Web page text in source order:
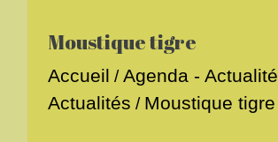
Moustique tigre
Accueil /Agenda - Actualité
Actualités / Moustique tigre